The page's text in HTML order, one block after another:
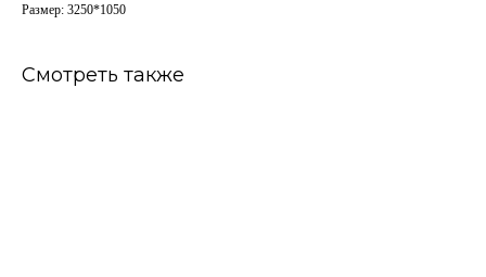
Размер: 3250*1050
Смотреть также